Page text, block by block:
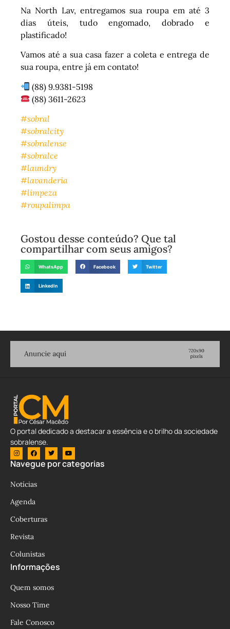
Na North Lav, entregamos sua roupa em até 3
dias úteis, tudo engomado, dobrado e
plastificado!
Vamos até a sua casa fazer a coleta e entrega de
sua roupa, entre já em contato!
(88) 9.9381-5198
(88) 3611-2623
#sobral
#sobralcity
#sobralense
#sobralce
#laundry
#lavanderia
#limpeza
#roupalimpa
Gostou desse conteúdo? Que tal
compartilhar com seus amigos?
WhatsApp Facebook Twitter
LinkedIn
O portal dedicado a destacar a essência e o brilho da sociedade
sobralense.
Navegue por categorias
Notícias
Agenda
Coberturas
Revista
Colunistas
Informações
Quem somos
Nosso Time
Fale Conosco